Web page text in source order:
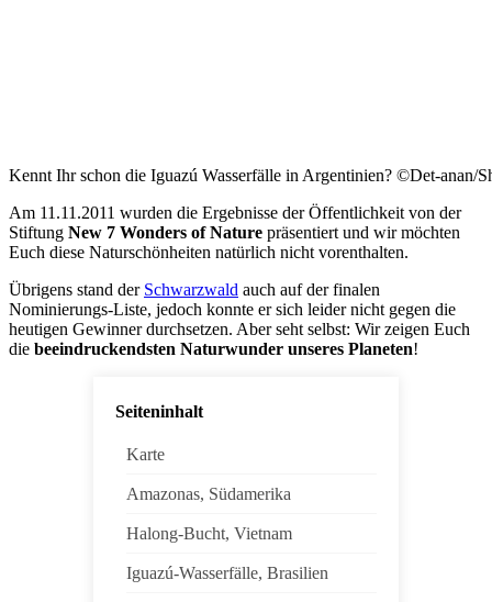
Kennt Ihr schon die Iguazú Wasserfälle in Argentinien? ©Det-anan/
Am 11.11.2011 wurden die Ergebnisse der Öffentlichkeit von der
Stiftung New 7 Wonders of Nature präsentiert und wir möchten
Euch diese Naturschönheiten natürlich nicht vorenthalten.
Übrigens stand der Schwarzwald auch auf der finalen
Nominierungs-Liste, jedoch konnte er sich leider nicht gegen die
heutigen Gewinner durchsetzen. Aber seht selbst: Wir zeigen Euch
die beeindruckendsten Naturwunder unseres Planeten!
Seiteninhalt
Karte
Amazonas, Südamerika
Halong-Bucht, Vietnam
Iguazú-Wasserfälle, Brasilien